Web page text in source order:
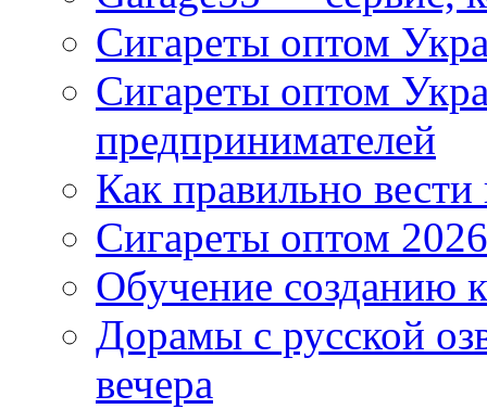
Сигареты оптом
Сигареты оптом
предпринимателей
Как правильно
Сигареты оптом
Обучение созданию
Дорамы с русской
вечера